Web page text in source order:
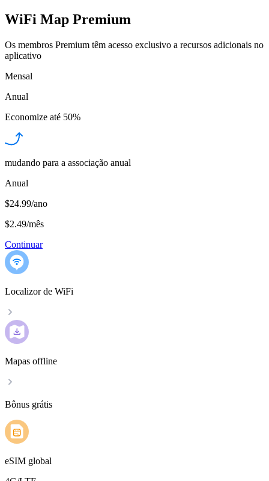
WiFi Map Premium
Os membros Premium têm acesso exclusivo a recursos adicionais no
aplicativo
Mensal
Anual
Economize até 50%
mudando para a associação anual
Anual
$24.99/ano
$2.49/mês
Continuar
Localizor de WiFi
Mapas offline
Bônus grátis
eSIM global